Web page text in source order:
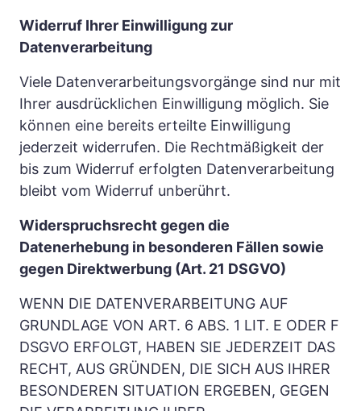
Widerruf Ihrer Einwilligung zur
Datenverarbeitung
Viele Datenverarbeitungsvorgänge sind nur mit
Ihrer ausdrücklichen Einwilligung möglich. Sie
können eine bereits erteilte Einwilligung
jederzeit widerrufen. Die Rechtmäßigkeit der
bis zum Widerruf erfolgten Datenverarbeitung
bleibt vom Widerruf unberührt.
Widerspruchsrecht gegen die
Datenerhebung in besonderen Fällen sowie
gegen Direktwerbung (Art. 21 DSGVO)
WENN DIE DATENVERARBEITUNG AUF
GRUNDLAGE VON ART. 6 ABS. 1 LIT. E ODER F
DSGVO ERFOLGT, HABEN SIE JEDERZEIT DAS
RECHT, AUS GRÜNDEN, DIE SICH AUS IHRER
BESONDEREN SITUATION ERGEBEN, GEGEN